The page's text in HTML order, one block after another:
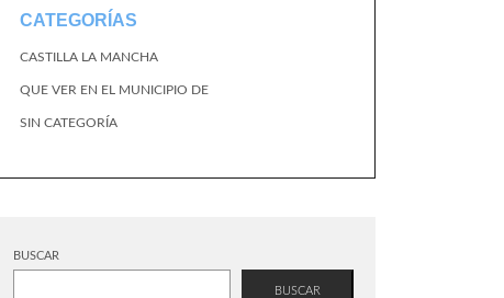
CATEGORÍAS
CASTILLA LA MANCHA
QUE VER EN EL MUNICIPIO DE
SIN CATEGORÍA
BUSCAR
BUSCAR